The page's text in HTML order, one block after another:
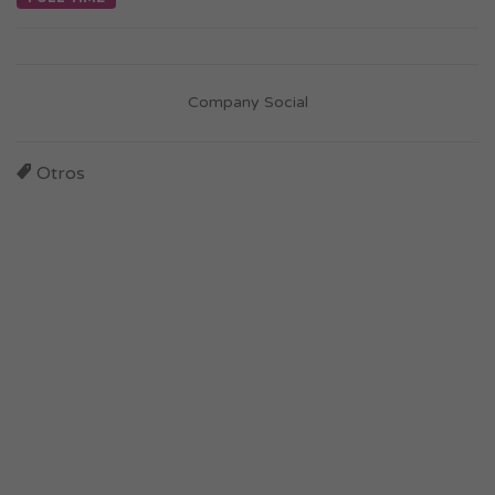
Company Social
Otros